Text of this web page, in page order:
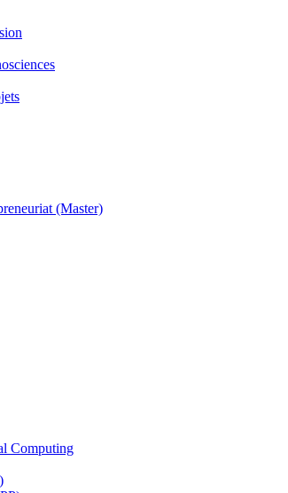
(Master)
Computing